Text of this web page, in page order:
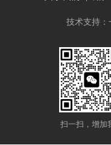
技术支持：
扫一扫，增加